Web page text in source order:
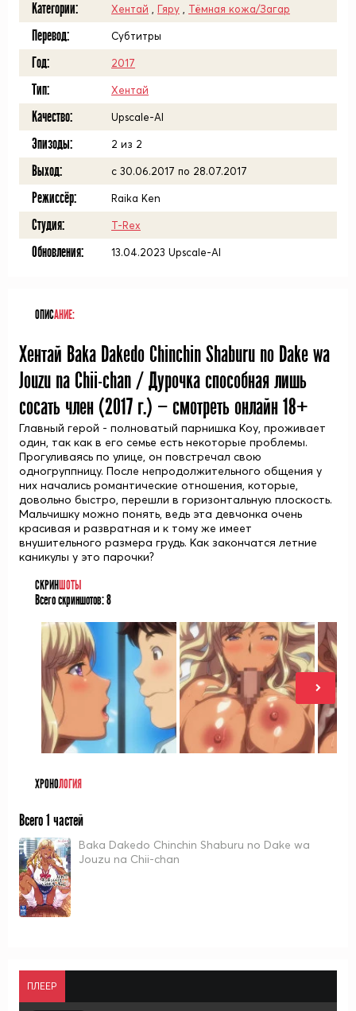
Категории: Хентай Гяру Тёмная кожа/Загар
Перевод: Субтитры
Год: 2017
Тип: Хентай
Качество: Upscale-AI
Эпизоды: 2 из 2
Выход: с 30.06.2017 по 28.07.2017
Режиссёр: Raika Ken
Студия: T-Rex
Обновления: 13.04.2023 Upscale-AI
ОПИСАНИЕ:
Хентай Baka Dakedo Chinchin Shaburu no Dake wa
Jouzu na Chii-chan / Дурочка способная лишь
сосать член (2017 г.) — смотреть онлайн 18+
Главный герой - полноватый парнишка Коу, проживает
один, так как в его семье есть некоторые проблемы.
Прогуливаясь по улице, он повстречал свою
одногруппницу. После непродолжительного общения у
них начались романтические отношения, которые,
довольно быстро, перешли в горизонтальную плоскость.
Мальчишку можно понять, ведь эта девчонка очень
красивая и развратная и к тому же имеет
внушительного размера грудь. Как закончатся летние
каникулы у это парочки?
СКРИН ШОТЫ
Всего скриншотов:8
ХРОНОЛОГИЯ
Всего 1 частей
Baka Dakedo Chinchin Shaburu no Dake wa
Jouzu na Chii-chan
ПЛЕЕР